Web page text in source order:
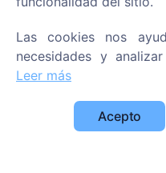
Lista de
Las cookies nos
necesidades y
Leer más
Acepto